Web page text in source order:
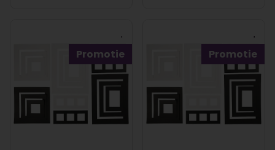
Promotie Promotie